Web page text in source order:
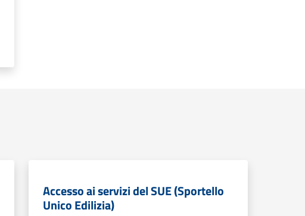
Accesso ai servizi del SUE (Sportello
Unico Edilizia)